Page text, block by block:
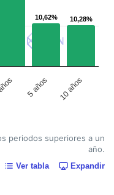
10,62%
10,62% 10,28%
10,28%
5 años 10 años
periodos superiores a un
año.
Ver tabla Expandir